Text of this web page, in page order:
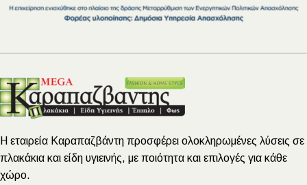
Η εταιρεία Καραπαζβάντη προσφέρει ολοκληρωμένες λύσεις σε
πλακάκια και είδη υγιεινής, με ποιότητα και επιλογές για κάθε
χώρο.